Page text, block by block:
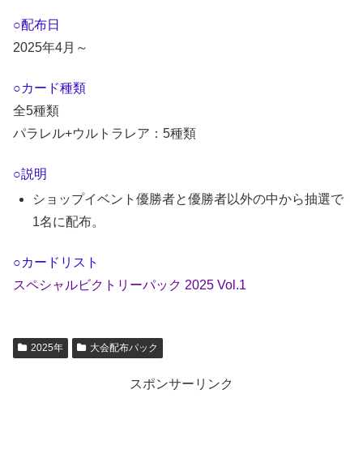
○配布日
2025年4月～
○カード種類
全5種類
パラレル+ウルトラレア：5種類
○説明
ショップイベント優勝者と優勝者以外の中から抽選で
1名に配布。
○カードリスト
スペシャルビクトリーパック 2025 Vol.1
2025年 大会配布パック
スポンサーリンク